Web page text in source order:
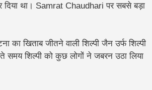
दिया था। Samrat Chaudhari पर सबसे बड़ा
का खिताब जीतने वालीशिल्पी जैन उर्फ शिल्पी
समय शिल्पी को कुछ लोगों ने जबरन उठा लिया